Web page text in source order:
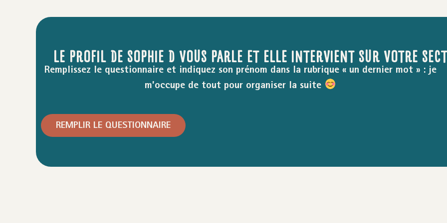
LE PROFIL DE SOPHIE D VOUS PARLE ET ELLE INTERVIENT SUR VOTRE
Remplissez le questionnaire et indiquez son prénom dans la rubrique « un dernier mot » : je
m’occupe de tout pour organiser la suite
REMPLIR LE QUESTIONNAIRE